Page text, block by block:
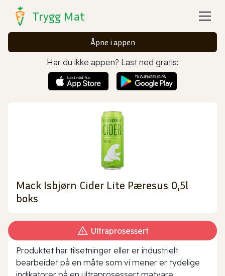
Trygg Mat
Åpne i appen
Har du ikke appen? Last ned gratis:
Mack Isbjørn Cider Lite Pæresus 0,5l
boks
Ultraprosessert
Produktet har tilsetninger eller er industrielt
bearbeidet på en måte som vi mener er tydelige